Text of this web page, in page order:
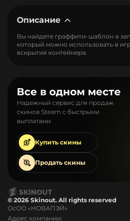
Описание
Вы найдете граффити-шаблон в
который можно использовать в
вскрытия контейнера.
Все в одном месте
Надежный сервис для продаж
скинов Steam с быстрыми
выплатами
Купить скины
Продать скины
© 2026 Skinout. All rights reserved
ОсОО «НОВАПЭЙ»
Адрес компании: